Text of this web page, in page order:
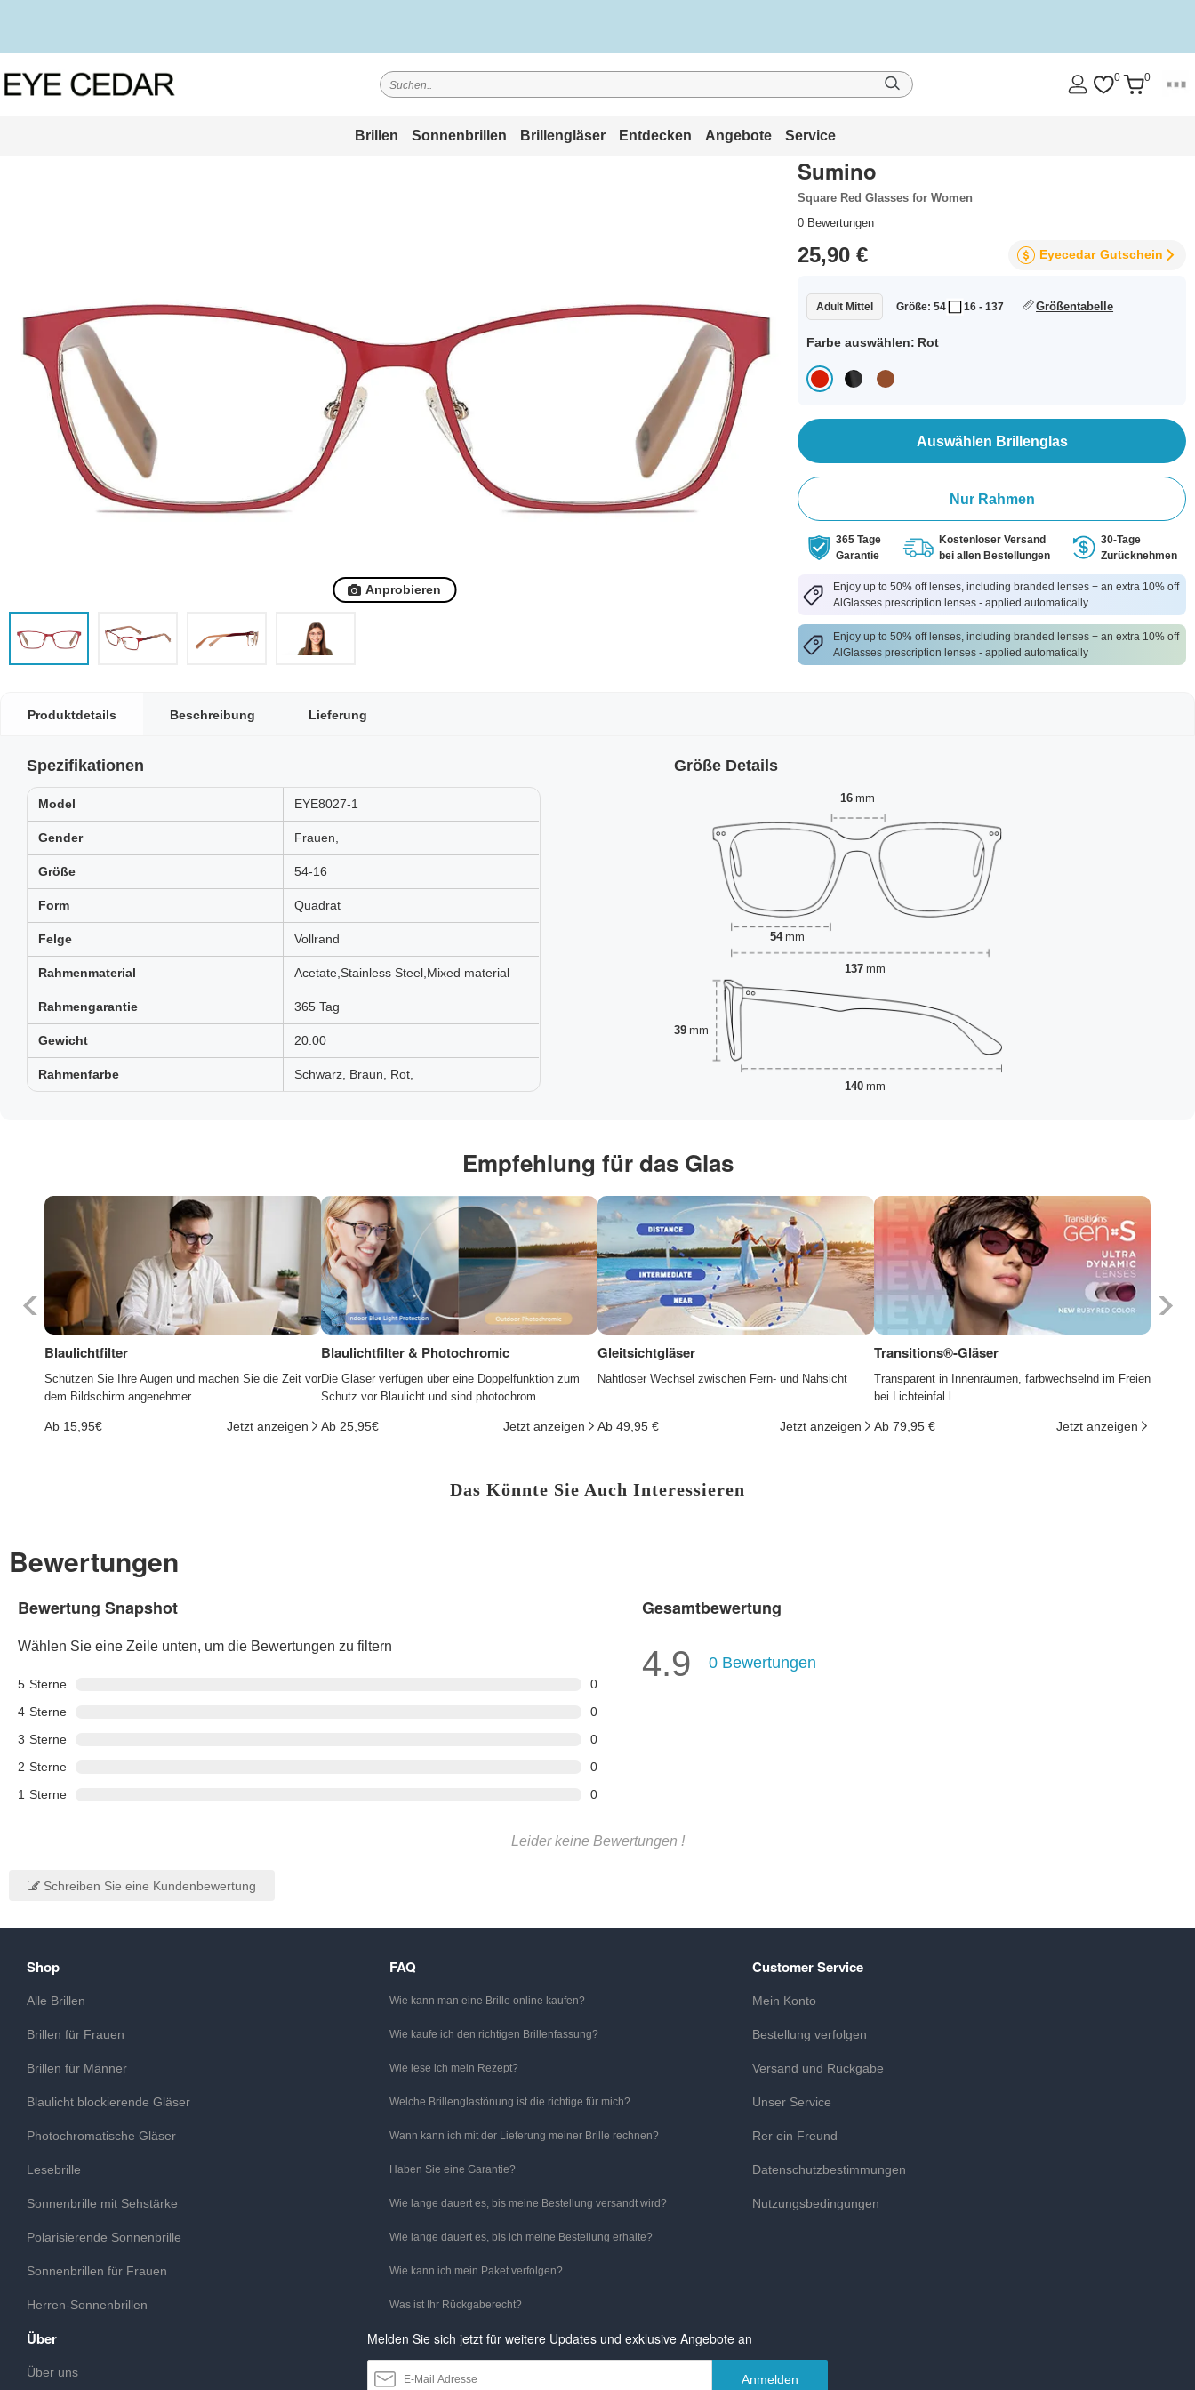
0 0
Brillen Sonnenbrillen Brillengläser Entdecken Angebote Service
Anprobieren
Sumino
Square Red Glasses for Women
0 Bewertungen
25,90 € Eyecedar Gutschein
Adult Mittel Größe: 54 16 - 137 Größentabelle
Farbe auswählen: Rot
Auswählen Brillenglas
Nur Rahmen
365 Tage
Garantie
Kostenloser Versand
bei allen Bestellungen
30-Tage
Zurücknehmen
Enjoy up to 50% off lenses, including branded lenses + an extra 10% off
AlGlasses prescription lenses - applied automatically
Enjoy up to 50% off lenses, including branded lenses + an extra 10% off
AlGlasses prescription lenses - applied automatically
Produktdetails Beschreibung Lieferung
Spezifikationen
Model EYE8027-1
Gender Frauen,
Größe 54-16
Form Quadrat
Felge Vollrand
Rahmenmaterial Acetate,Stainless Steel,Mixed material
Rahmengarantie 365 Tag
Gewicht 20.00
Rahmenfarbe Schwarz, Braun, Rot,
Größe Details
16 mm
54 mm
39 mm
137 mm
140 mm
Empfehlung für das Glas
Blaulichtfilter
Schützen Sie Ihre Augen und machen Sie die Zeit vor
dem Bildschirm angenehmer
Ab 15,95€ Jetzt anzeigen
Blaulichtfilter & Photochromic
Die Gläser verfügen über eine Doppelfunktion zum
Schutz vor Blaulicht und sind photochrom.
Ab 25,95€ Jetzt anzeigen
Gleitsichtgläser
Nahtloser Wechsel zwischen Fern- und Nahsicht
Ab 49,95 € Jetzt anzeigen
Transitions®-Gläser
Transparent in Innenräumen, farbwechselnd im Freien
bei Lichteinfal.l
Ab 79,95 € Jetzt anzeigen
Das Könnte Sie Auch Interessieren
Bewertungen
Bewertung Snapshot
Wählen Sie eine Zeile unten, um die Bewertungen zu filtern
5 Sterne
0
4 Sterne
0
3 Sterne
0
2 Sterne
0
1 Sterne 0
Gesamtbewertung
4.9 0 Bewertungen
Leider keine Bewertungen !
Schreiben Sie eine Kundenbewertung
Shop
Alle Brillen
Brillen für Frauen
Brillen für Männer
Blaulicht blockierende Gläser
Photochromatische Gläser
Lesebrille
Sonnenbrille mit Sehstärke
Polarisierende Sonnenbrille
Sonnenbrillen für Frauen
Herren-Sonnenbrillen
FAQ
Wie kann man eine Brille online kaufen?
Wie kaufe ich den richtigen Brillenfassung?
Wie lese ich mein Rezept?
Welche Brillenglastönung ist die richtige für mich?
Wann kann ich mit der Lieferung meiner Brille rechnen?
Haben Sie eine Garantie?
Wie lange dauert es, bis meine Bestellung versandt wird?
Wie lange dauert es, bis ich meine Bestellung erhalte?
Wie kann ich mein Paket verfolgen?
Was ist Ihr Rückgaberecht?
Customer Service
Mein Konto
Bestellung verfolgen
Versand und Rückgabe
Unser Service
Rer ein Freund
Datenschutzbestimmungen
Nutzungsbedingungen
Über
Über uns
Melden Sie sich jetzt für weitere Updates und exklusive Angebote an
Anmelden